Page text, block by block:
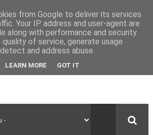
from Google to deliver its services
Your IP address and user-agent are
along with performance and security
of service, generate usage
and address abuse.
LEARN MORE GOT IT